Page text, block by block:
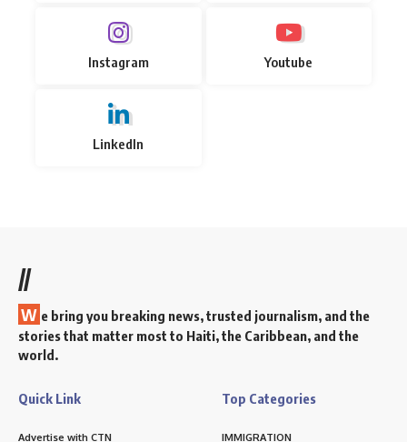
Instagram Youtube
LinkedIn
//
W e bring you breaking news, trusted journalism, and the
stories that matter most to Haiti, the Caribbean, and the
world.
Quick Link
Advertise with CTN
Top Categories
IMMIGRATION